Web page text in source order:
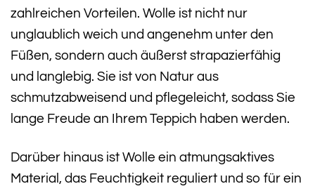
zahlreichen Vorteilen. Wolle ist nicht nur
unglaublich weich und angenehm unter den
Füßen, sondern auch äußerst strapazierfähig
und langlebig. Sie ist von Natur aus
schmutzabweisend und pflegeleicht, sodass Sie
lange Freude an Ihrem Teppich haben werden.
Darüber hinaus ist Wolle ein atmungsaktives
Material, das Feuchtigkeit reguliert und so für ein